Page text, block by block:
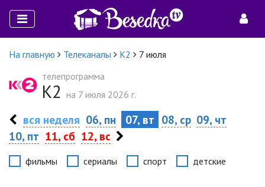
На главную Телеканалы К2
7 июля
телепрограмма
К2 на 7 июля 2026 г.
вся неделя 06, пн 07, вт 08, ср 09, чт
10, пт 11, сб 12, вс
фильмы сериалы спорт детские